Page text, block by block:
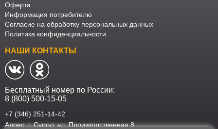
Оферта
Информация потребителю
Согласие на обработку персональных данных
Политика конфиденциальности
НАШИ КОНТАКТЫ
Бесплатный номер по России:
8 (800) 500-15-05
+7 (346) 251-14-42
Адрес: г. Сургут. ул. Производственная 8